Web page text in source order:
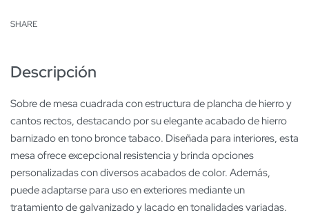
SHARE
Descripción
Sobre de mesa cuadrada con estructura de plancha de hierro y
cantos rectos, destacando por su elegante acabado de hierro
barnizado en tono bronce tabaco. Diseñada para interiores, esta
mesa ofrece excepcional resistencia y brinda opciones
personalizadas con diversos acabados de color. Además,
puede adaptarse para uso en exteriores mediante un
tratamiento de galvanizado y lacado en tonalidades variadas.